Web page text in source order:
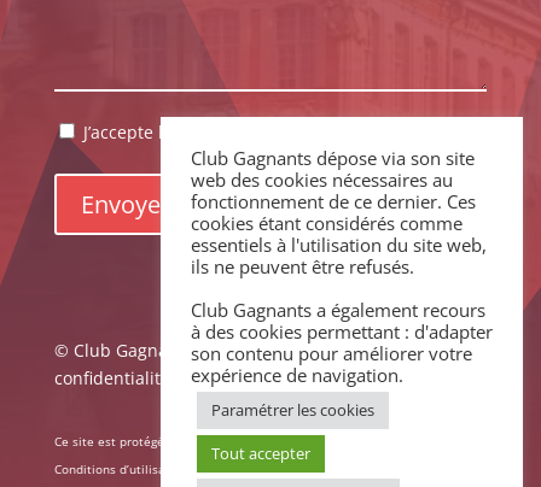
RGPDJ’accepte la politique de confidentialité.
© Club Gagnants –Mentions légales|Politique de
confidentialité
Ce site est protégé par reCAPTCHA. La
Conditions d’utilisation
de Google s’appliquent.
Club Gagnants dépose via son site
web des cookies nécessaires au
fonctionnement de ce dernier. Ces
cookies étant considérés comme
essentiels à l'utilisation du site web,
ils ne peuvent être refusés.
Club Gagnants a également recours
à des cookies permettant : d'adapter
son contenu pour améliorer votre
expérience de navigation.
Paramétrer les cookies
Tout accepter